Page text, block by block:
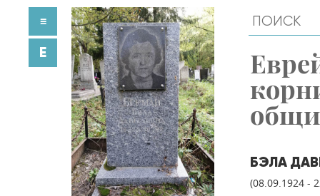
БЭЛА
(08.09.1924 -
≡
E